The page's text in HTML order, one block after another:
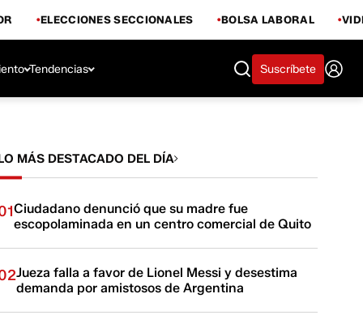
ELECCIONES SECCIONALES BOLSA LABORAL
Tendencias Suscríbete
MÁS DESTACADO DEL DÍA
Ciudadano denunció que su madre fue
escopolaminada en un centro comercial de Quito
Jueza falla a favor de Lionel Messi y desestima
demanda por amistosos de Argentina